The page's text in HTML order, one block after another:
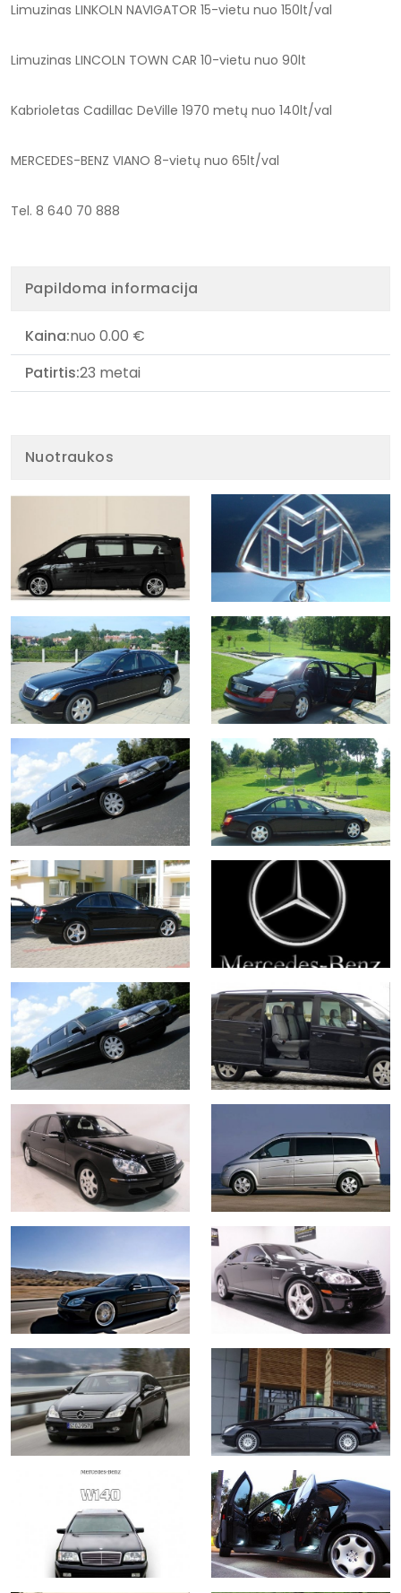
Limuzinas LINKOLN NAVIGATOR 15-vietu nuo 150lt/val
Limuzinas LINCOLN TOWN CAR 10-vietu nuo 90lt
Kabrioletas Cadillac DeVille 1970 metų nuo 140lt/val
MERCEDES-BENZ VIANO 8-vietų nuo 65lt/val
Tel. 8 640 70 888
Papildoma informacija
Kaina:nuo 0.00 €
Patirtis:23 metai
Nuotraukos